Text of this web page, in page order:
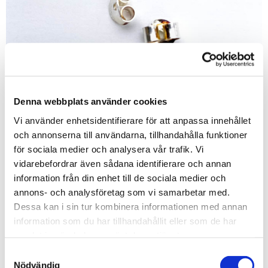
Denna webbplats använder cookies
Vi använder enhetsidentifierare för att anpassa innehållet
och annonserna till användarna, tillhandahålla funktioner
för sociala medier och analysera vår trafik. Vi
vidarebefordrar även sådana identifierare och annan
information från din enhet till de sociala medier och
annons- och analysföretag som vi samarbetar med.
Dessa kan i sin tur kombinera informationen med annan
information som du har tillhandahållit eller som de har
Nödvändig
Anna Moberg
Örhängen
Mer information